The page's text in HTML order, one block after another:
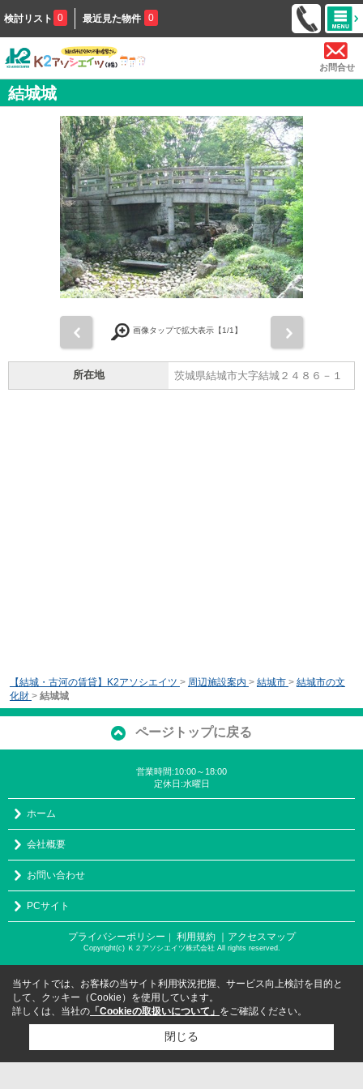
検討リスト 0 最近見た物件 0
お問合せ
結城城
画像タップで拡大表示【1/1】
所在地 茨城県結城市大字結城２４８６－１
【結城・古河の賃貸】K2アソシエイツ > 周辺施設案内 > 結城市 > 結城市の文
化財 > 結城城
ページトップに戻る
営業時間:10:00～18:00
定休日:水曜日
ホーム
会社概要
お問い合わせ
PCサイト
プライバシーポリシー ｜ 利用規約 ｜アクセスマップ
Copyright(c) Ｋ２アソシエイツ株式会社 All rights reserved.
当サイトでは、お客様の当サイト利用状況把握、サービス向上検討を目的と
して、クッキー（Cookie）を使用しています。
詳しくは、当社の 「Cookieの取扱いについて」 をご確認ください。
閉じる